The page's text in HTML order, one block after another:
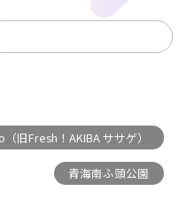
旧Fresh！AKIBA ササゲ）
青海南ふ頭公園